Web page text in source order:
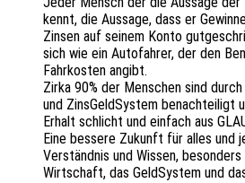
kennt, die Aussa­ge, dass er
Zinsen auf seinem Konto
sich wie ein Auto­fah­rer, der den
Fahr­kos­ten angibt.
Zirka 90% der Menschen sind
und Zins­Geld­Sys­tem benach­tei­ligt
Erhalt schlicht und einfach aus
Eine besse­re Zukunft für alles und
Verständ­nis und Wissen,
Wirt­schaft, das Geld­Sys­tem und